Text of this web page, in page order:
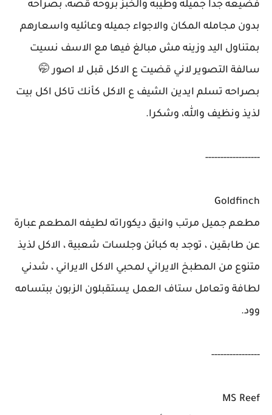
فضيعه جدا جميله وطيبه والخبز بروحه قصه، بصراحه
بدون مجامله المكان والاجواء جميله وعائليه واسعارهم
بمتناول اليد وزينه مش مبالغ فيها مع الاسف نسيت
سالفة التصوير لاني قضيت ع الاكل قبل لا اصور 🤭
بصراحه تسلم ايدين الشيف ع الاكل كأنك تاكل اكل بيت
لذيذ ونظيف والله، وشكرا.
------------------
Goldfinch
مطعم جميل مرتب وانيق ديكوراته لطيفه المطعم عبارة
عن طابقين ، توجد به كبائن وجلسات شعبية ، الاكل لذيذ
متنوع من المطبخ الايراني لمحبي الاكل الايراني ، شدني
لطافة وتعامل ستاف العمل يستقبلون الزبون ببتسامه
وود.
----------------
MS Reef